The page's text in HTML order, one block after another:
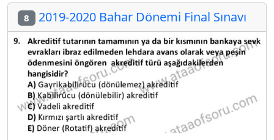
8 2019-2020 Bahar Dönemi Final Sınavı